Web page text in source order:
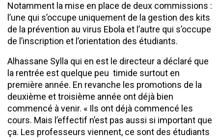
Notamment la mise en place de deux commissions :
l’une qui s’occupe uniquement de la gestion des kits
de la prévention au virus Ebola et l’autre qui s’occupe
de l’inscription et l’orientation des étudiants.
Alhassane Sylla qui en est le directeur a déclaré que
la rentrée est quelque peu timide surtout en
première année. En revanche les promotions de la
deuxième et troisième année ont déjà bien
commencé à venir. « Ils ont déjà commencé les
cours. Mais l’effectif n’est pas aussi si important que
ça. Les professeurs viennent, ce sont des étudiants